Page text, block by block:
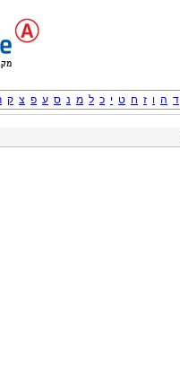
ד ה ו ז ח ט י כ ל מ נ ס ע פ צ ק